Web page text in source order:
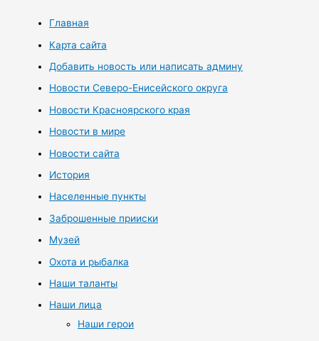
Главная
Карта сайта
Добавить новость или написать админу
Новости Северо-Енисейского округа
Новости Красноярского края
Новости в мире
Новости сайта
История
Населенные пункты
Заброшенные прииски
Музей
Охота и рыбалка
Наши таланты
Наши лица
Наши герои